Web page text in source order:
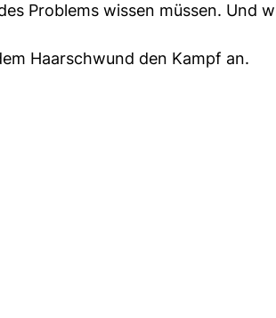
Problems wissen müssen. Und
Haarschwund den Kampf an.